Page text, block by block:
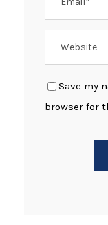
Save my
browser for